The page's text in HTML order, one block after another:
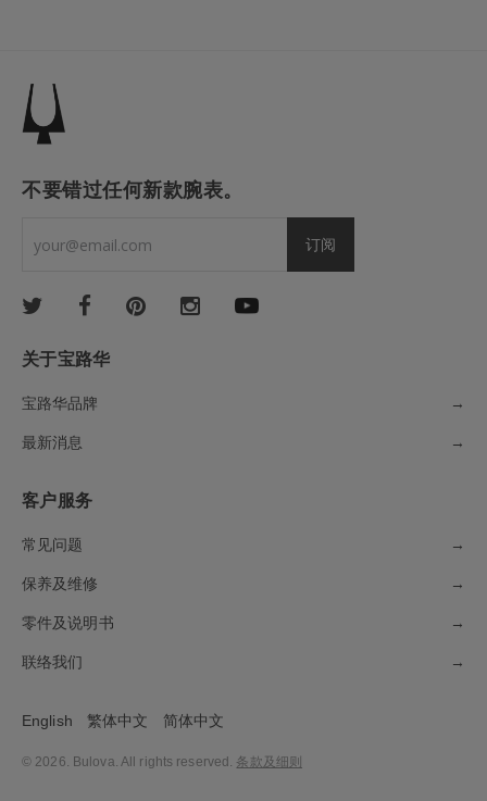
不要错过任何新款腕表。
关于宝路华
宝路华品牌 →
最新消息 →
客户服务
常见问题 →
保养及维修 →
零件及说明书 →
联络我们 →
English 繁体中文 简体中文
© 2026. Bulova. All rights reserved. 条款及细则